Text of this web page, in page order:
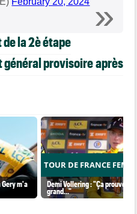
de la 2è étape
général provisoire après
m'a
TOUR DE FRANCE
Demi Vollering : "Ça prouve
grand..."